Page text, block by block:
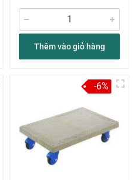
Thêm vào giỏ hàng
-6%